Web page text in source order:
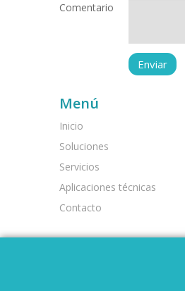
Comentario
Menú
Inicio
Soluciones
Servicios
Aplicaciones técnicas
Contacto